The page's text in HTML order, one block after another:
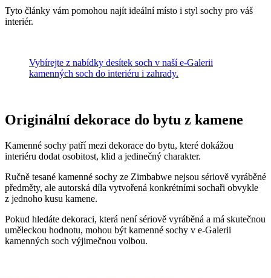
Tyto články vám pomohou najít ideální místo i styl sochy pro váš
interiér.
Vybírejte z nabídky desítek soch v naší e-Galerii
kamenných soch do interiéru i zahrady.
Originální dekorace do bytu z kamene
Kamenné sochy patří mezi dekorace do bytu, které dokážou
interiéru dodat osobitost, klid a jedinečný charakter.
Ručně tesané kamenné sochy ze Zimbabwe nejsou sériově vyráběné
předměty, ale autorská díla vytvořená konkrétními sochaři obvykle
z jednoho kusu kamene.
Pokud hledáte dekoraci, která není sériově vyráběná a má skutečnou
uměleckou hodnotu, mohou být kamenné sochy v e-Galerii
kamenných soch výjimečnou volbou.